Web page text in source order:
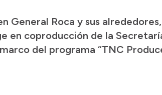
General Roca y sus
en coproducción de la
del programa “TNC